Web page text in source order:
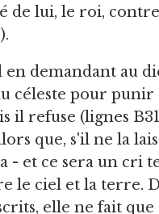
de lui, le roi,
demandant au
céleste pour punir
il refuse (lignes
que, s'il ne la
- et ce sera un cri
le ciel et la terre.
elle ne fait que